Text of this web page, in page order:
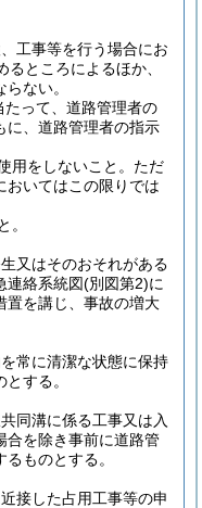
工事等を行う場合にお
るところによるほか、
ない。
たって、道路管理者の
に、道路管理者の指示
用をしないこと。 ただ
おいてはこの限りでは
。
又はそのおそれがある
連絡系統図(別図第2)に
置を講じ、事故の増大
常に清潔な状態に保持
する。
同溝に係る工事又は入
合を除き事前に道路管
ものとする。
接した占用工事等の申